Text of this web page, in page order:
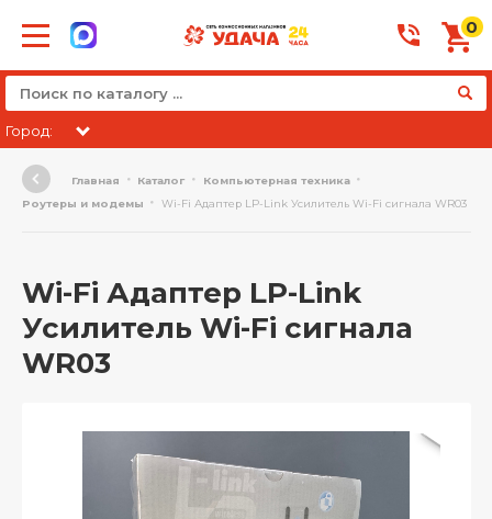
0
Город:
Главная Каталог
Компьютерная техника
Роутеры и модемы
Wi-Fi Адаптер LP-Link Усилитель Wi-Fi сигнала WR03
Wi-Fi Адаптер LP-Link
Усилитель Wi-Fi сигнала
WR03